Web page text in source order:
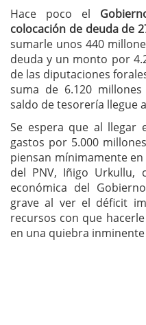
Hace poco el
colocación de deuda de
sumarle unos 440
deuda y un monto por
de las diputaciones
suma de 6.120
saldo de tesorería llegue
Se espera que al llegar
gastos por 5.000
piensan mínimamente
del PNV, Iñigo Urkullu,
económica del
grave al ver el déficit
recursos con que
en una quiebra